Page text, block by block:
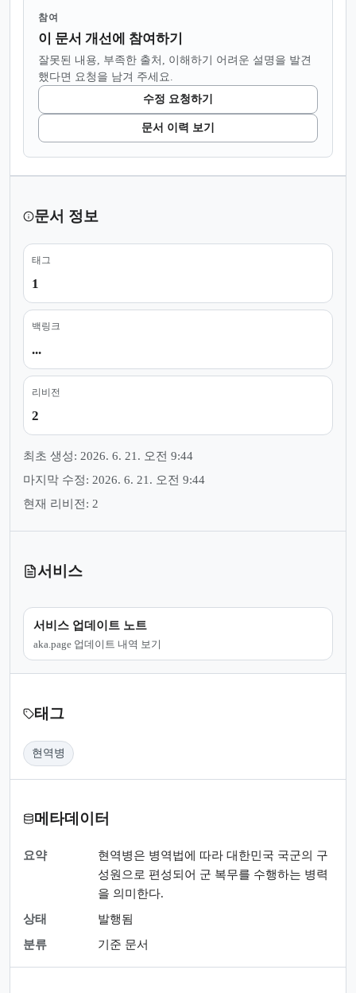
참여
이 문서 개선에 참여하기
잘못된 내용, 부족한 출처, 이해하기 어려운 설명을 발견
했다면 요청을 남겨 주세요.
수정 요청하기
문서 이력 보기
문서 정보
태그
1
백링크
...
리비전
2
최초 생성: 2026. 6. 21. 오전 9:44
마지막 수정: 2026. 6. 21. 오전 9:44
현재 리비전: 2
서비스
서비스 업데이트 노트
aka.page 업데이트 내역 보기
태그
현역병
메타데이터
요약
현역병은 병역법에 따라 대한민국 국군의 구
성원으로 편성되어 군 복무를 수행하는 병력
을 의미한다.
상태
발행됨
분류
기준 문서